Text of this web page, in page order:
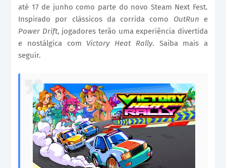
até 17 de junho como parte do novo Steam Next Fest.
Inspirado por clássicos da corrida como OutRun e
Power Drift, jogadores terão uma experiência divertida
e nostálgica com Victory Heat Rally. Saiba mais a
seguir.